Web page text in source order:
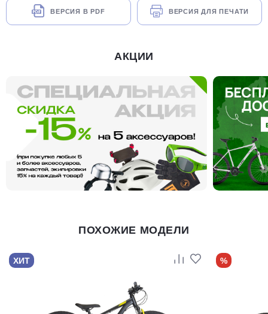
ВЕРСИЯ В PDF ВЕРСИЯ ДЛЯ ПЕЧАТИ
АКЦИИ
ПОХОЖИЕ МОДЕЛИ
ХИТ %